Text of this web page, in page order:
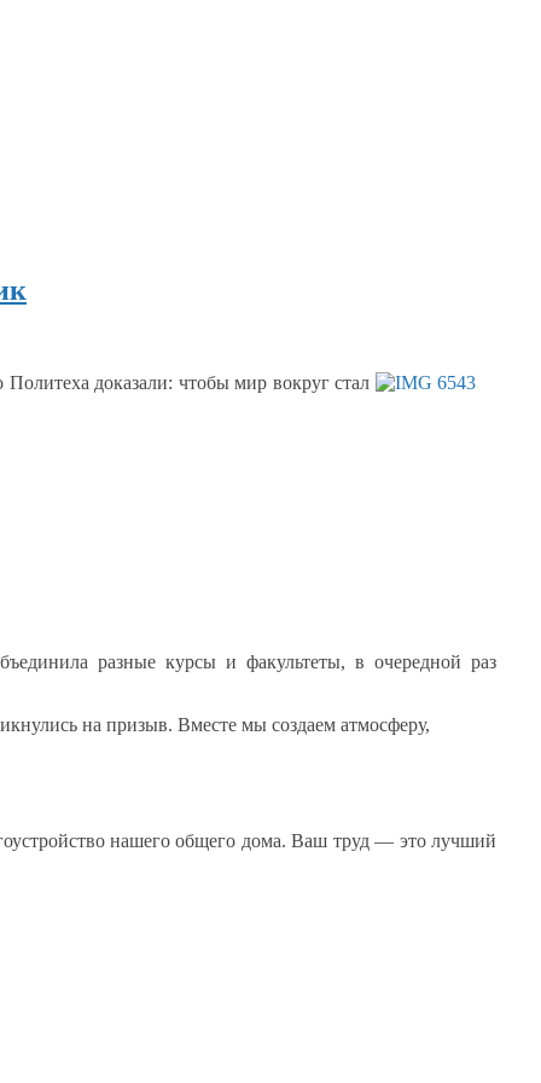
Политеха доказали: чтобы мир вокруг стал
разные курсы и факультеты, в очередной раз
на призыв. Вместе мы создаем атмосферу,
нашего общего дома.Ваш труд— это лучший